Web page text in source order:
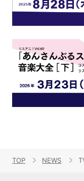
TOP NEWS